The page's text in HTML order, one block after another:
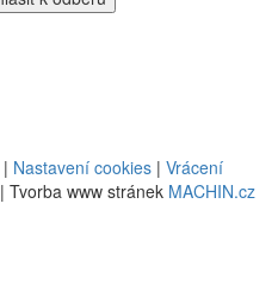
| Nastavení cookies | Vrácení
| Tvorba www stránek MACHIN.cz